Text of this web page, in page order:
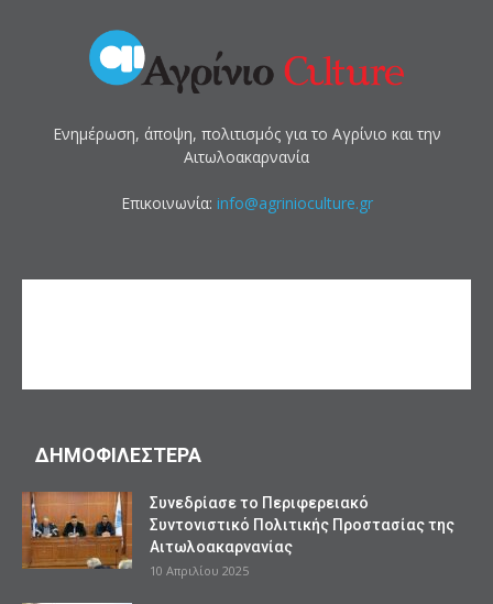
Ενημέρωση, άποψη, πολιτισμός για το Αγρίνιο και την
Αιτωλοακαρνανία
Επικοινωνία: info@agrinioculture.gr
ΔΗΜΟΦΙΛΕΣΤΕΡΑ
Συνεδρίασε το Περιφερειακό
Συντονιστικό Πολιτικής Προστασίας της
Αιτωλοακαρνανίας
10 Απριλίου 2025